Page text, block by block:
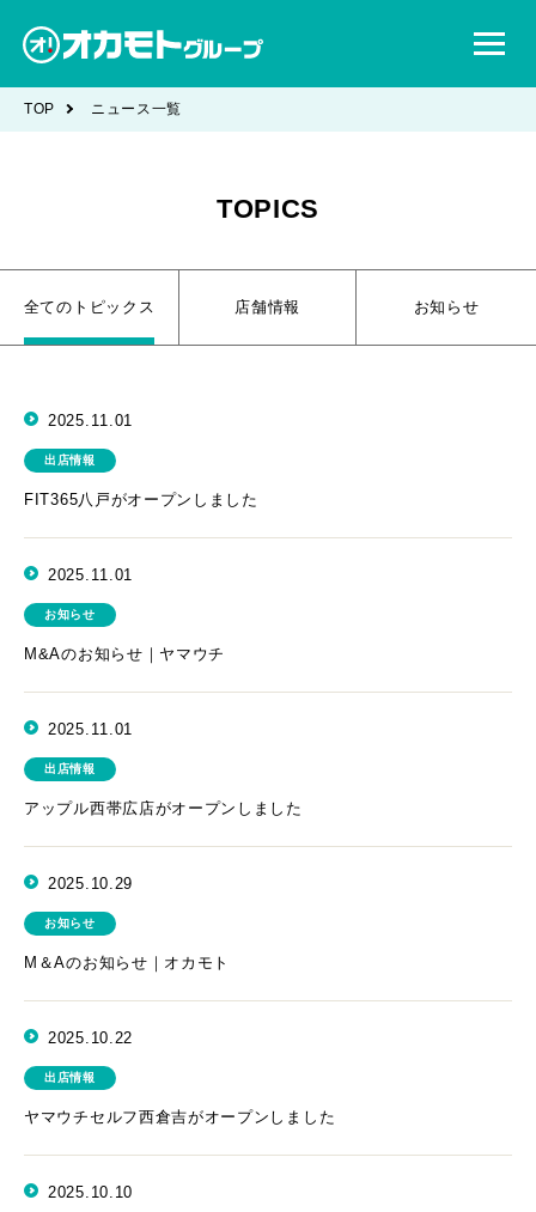
TOP ニュース一覧
TOPICS
全てのトピックス 店舗情報 お知らせ
2025.11.01
出店情報
FIT365八戸がオープンしました
2025.11.01
お知らせ
M&Aのお知らせ｜ヤマウチ
2025.11.01
出店情報
アップル西帯広店がオープンしました
2025.10.29
お知らせ
M＆Aのお知らせ｜オカモト
2025.10.22
出店情報
ヤマウチセルフ西倉吉がオープンしました
2025.10.10